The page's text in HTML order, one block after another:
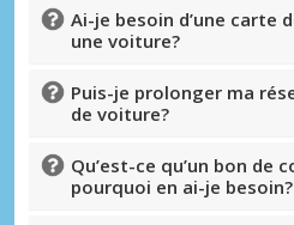
Ai-je besoin d’une carte
une voiture?
Puis-je prolonger ma
de voiture?
Qu’est-ce qu’un bon de
pourquoi en ai-je besoin?